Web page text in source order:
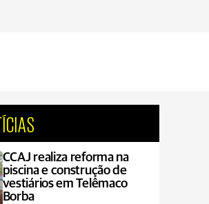
CCAJ realiza reforma na
piscina e construção de
vestiários em Telêmaco
Borba